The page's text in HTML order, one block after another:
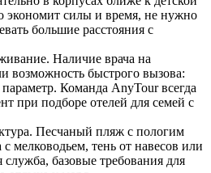
экономит силы и время, не нужно
большие расстояния с
Наличие врача на
возможность быстрого вызова:
Команда AnyTour всегда
при подборе отелей для семей с
Песчаный пляж с пологим
с мелководьем, тень от навесов или
служба, базовые требования для